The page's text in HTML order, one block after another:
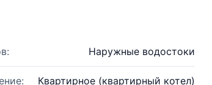
Наружные водостоки
Квартирное (квартирный котел)